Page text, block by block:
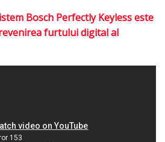
Bosch Perfectly Keyless este
furtului digital al